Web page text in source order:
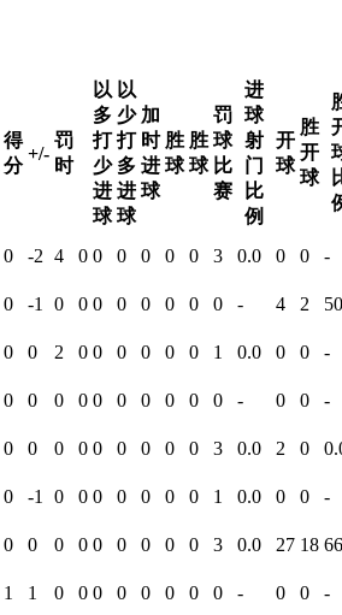
得
分
+/-
罚
时
以
多
打
少
进
球
以
少
打
多
进
球
加
时
进
球
胜
球
胜
球
罚
球
比
赛
进
球
射
门
比
例
开
球
胜
开
球
0 -2 4 0 0 0 0 0 0 3 0.0 0 0 -
0 -1 0 0 0 0 0 0 0 0 - 4 2
0 0 2 0 0 0 0 0 0 1 0.0 0 0 -
0 0 0 0 0 0 0 0 0 0 - 0 0 -
0 0 0 0 0 0 0 0 0 3 0.0 2 0
0 -1 0 0 0 0 0 0 0 1 0.0 0 0 -
0 0 0 0 0 0 0 0 0 3 0.0 27 18
1 1 0 0 0 0 0 0 0 0 - 0 0 -